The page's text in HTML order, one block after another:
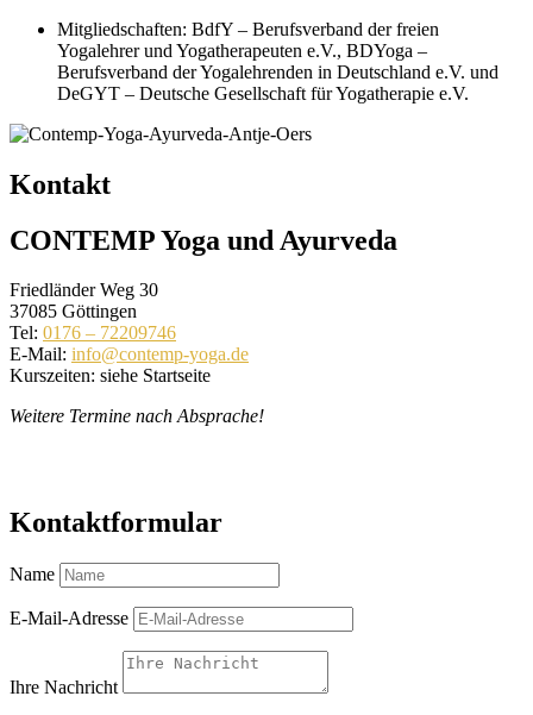
Mitgliedschaften: BdfY – Berufsverband der freien
Yogalehrer und Yogatherapeuten e.V., BDYoga –
Berufsverband der Yogalehrenden in Deutschland e.V. und
DeGYT – Deutsche Gesellschaft für Yogatherapie e.V.
Kontakt
CONTEMP Yoga und Ayurveda
Friedländer Weg 30
37085 Göttingen
Tel: 0176 – 72209746
E-Mail: info@contemp-yoga.de
Kurszeiten: siehe Startseite
Weitere Termine nach Absprache!
Kontaktformular
Name
E-Mail-Adresse
Ihre Nachricht